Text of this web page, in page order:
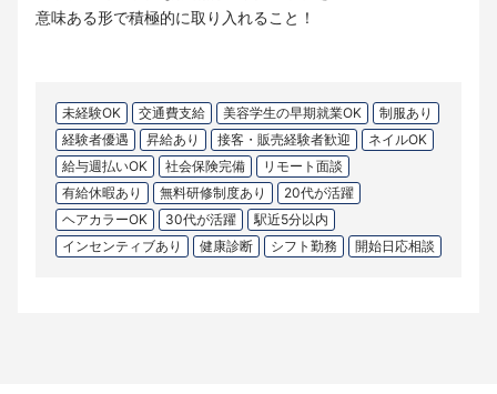
意味ある形で積極的に取り入れること！
未経験OK 交通費支給 美容学生の早期就業OK
制服あり
経験者優遇
昇給あり 接客・販売経験者歓迎
ネイルOK
給与週払いOK
社会保険完備
リモート面談
有給休暇あり
無料研修制度あり
20代が活躍
ヘアカラーOK
30代が活躍
駅近5分以内
インセンティブあり
健康診断 シフト勤務 開始日応相談